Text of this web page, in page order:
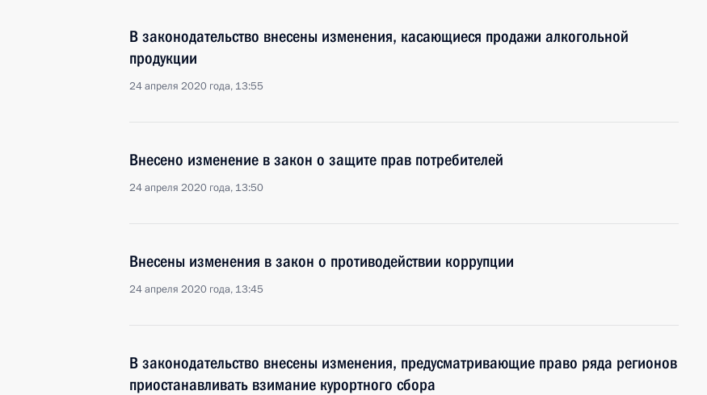
В законодательство внесены изменения, касающиеся продажи алкогольной
продукции
24 апреля 2020 года, 13:55
Внесено изменение в закон о защите прав потребителей
24 апреля 2020 года, 13:50
Внесены изменения в закон о противодействии коррупции
24 апреля 2020 года, 13:45
В законодательство внесены изменения, предусматривающие право ряда регионов
приостанавливать взимание курортного сбора